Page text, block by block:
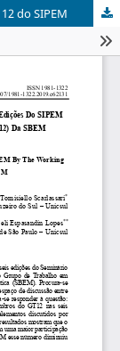
do SIPEM